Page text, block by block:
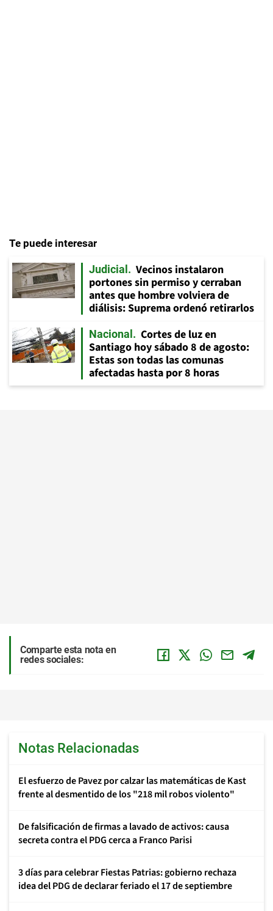
Te puede interesar
Judicial
Vecinos instalaron
portones sin permiso y cerraban
antes que hombre volviera de
diálisis: Suprema ordenó retirarlos
Nacional
Cortes de luz en
Santiago hoy sábado 8 de agosto:
Estas son todas las comunas
afectadas hasta por 8 horas
Comparte esta nota en
redes sociales:
Notas Relacionadas
El esfuerzo de Pavez por calzar las matemáticas de Kast
frente al desmentido de los "218 mil robos violento"
De falsificación de firmas a lavado de activos: causa
secreta contra el PDG cerca a Franco Parisi
3 días para celebrar Fiestas Patrias: gobierno rechaza
idea del PDG de declarar feriado el 17 de septiembre